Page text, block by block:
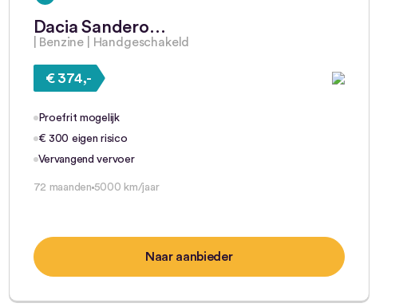
Dacia Sandero…
| Benzine | Handgeschakeld
€ 374,-
Proefrit mogelijk
€ 300 eigen risico
Vervangend vervoer
72 maanden 5000 km/jaar
Naar aanbieder